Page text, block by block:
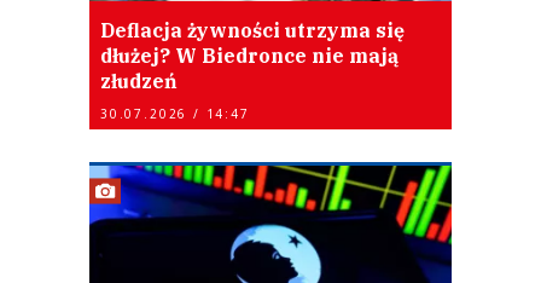
Deflacja żywności utrzyma się
dłużej? W Biedronce nie mają
złudzeń
30.07.2026 / 14:47